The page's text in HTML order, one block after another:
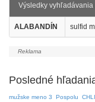
Výsledky vyhľadávania
ALABANDÍN sulfid
Posledné
mužske meno 3 Pospolu